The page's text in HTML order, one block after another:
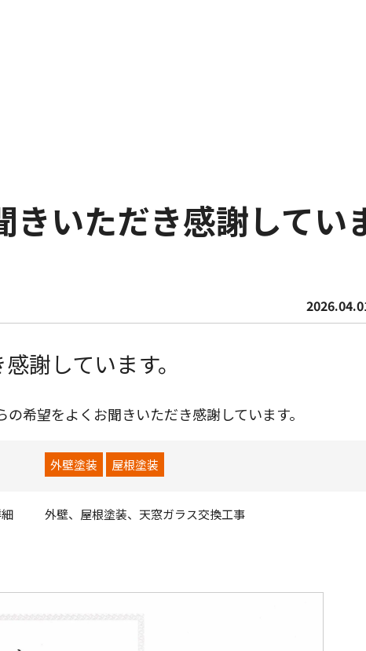
きいただき感謝してい
謝しています。
の希望をよくお聞きいただき感謝しています。
外壁塗装 屋根塗装
外壁、屋根塗装、天窓ガラス交換工事